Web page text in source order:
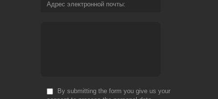
Адрес электронной почты
By submitting the form you give us your